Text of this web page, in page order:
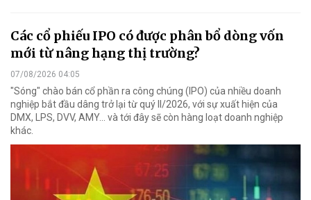
Các cổ phiếu IPO có được phân bổ dòng vốn
mới từ nâng hạng thị trường?
07/08/2026 04:05
"Sóng" chào bán cổ phần ra công chúng (IPO) của nhiều doanh
nghiệp bắt đầu dâng trở lại từ quý II/2026, với sự xuất hiện của
DMX, LPS, DVV, AMY... và tới đây sẽ còn hàng loạt doanh nghiệp
khác.